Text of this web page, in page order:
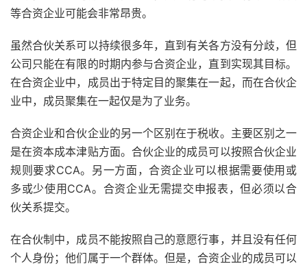
等合资企业可能会非常昂贵。
虽然合伙关系可以持续很多年，直到有关各方没有分歧，但
公司只能在有限的时期内参与合资企业，直到实现其目标。
在合资企业中，成员出于特定目的聚集在一起，而在合伙企
业中，成员聚集在一起仅是为了业务。
合资企业和合伙企业的另一个区别在于税收。主要区别之一
是在资本成本津贴方面。合伙企业的成员可以按照合伙企业
规则要求CCA。另一方面，合资企业可以根据需要使用或
多或少使用CCA。合资企业无需提交申报表，但必须以合
伙关系提交。
在合伙制中，成员不能按照自己的意愿行事，并且没有任何
个人身份；他们属于一个群体。但是，合资企业的成员可以